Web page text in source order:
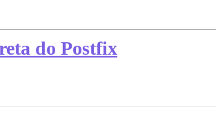
do Postfix